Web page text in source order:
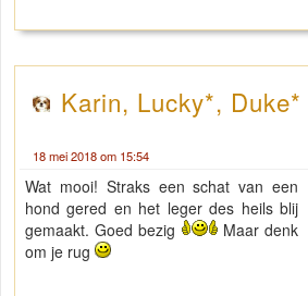
Karin, Lucky*,
18 mei 2018 om 15:54
Wat mooi! Straks een schat van een
hond gered en het leger des heils blij
gemaakt. Goed bezig
Maar denk
om je rug